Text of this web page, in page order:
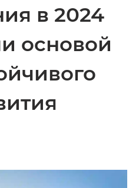
в 2024
основой